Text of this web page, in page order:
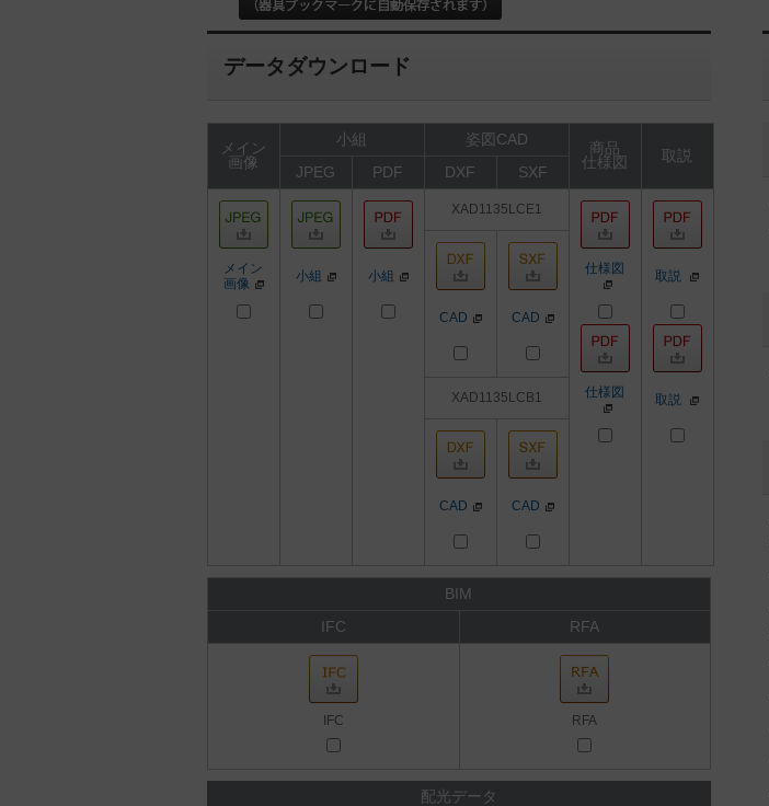
データダウンロード
メイン
画像
小組 姿図CAD
商品
仕様図
取説
JPEG
PDF DXF SXF
メイン
画像
小組 小組
XAD1135LCE1
仕様図
仕様図
取説
取説
CAD CAD
XAD1135LCB1
CAD CAD
BIM
IFC
RFA
IFC RFA
配光データ